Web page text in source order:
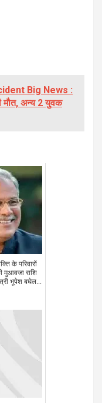
Big News :
अन्य 2 युवक
के परिवारों
मुआवजा राशि
भूपेश बघेल...